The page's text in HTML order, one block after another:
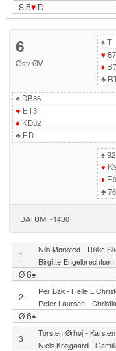
S 5♥D
6
Øst/ØV
♠T
♥
♦
♣
♠DB86
♥ ET3
♦ KD32
♣ED
♠92
♥
♦
♣76
DATUM: -1430
1 Nils Mønsted- Rikke
Birgitte Engelbrechtsen
Ø 6♠
2
Per Bak- Helle L
Peter Laursen-
Ø 6♠
3
Torsten Ørhøj-
Niels Krøjgaard-